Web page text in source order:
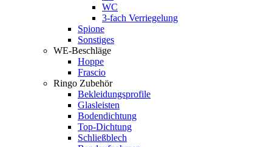
WC
3-fach Verriegelung
Spione
Sonstiges
WE-Beschläge
Hoppe
Frascio
Ringo Zubehör
Bekleidungsprofile
Glasleisten
Bodendichtung
Top-Dichtung
Schließblech